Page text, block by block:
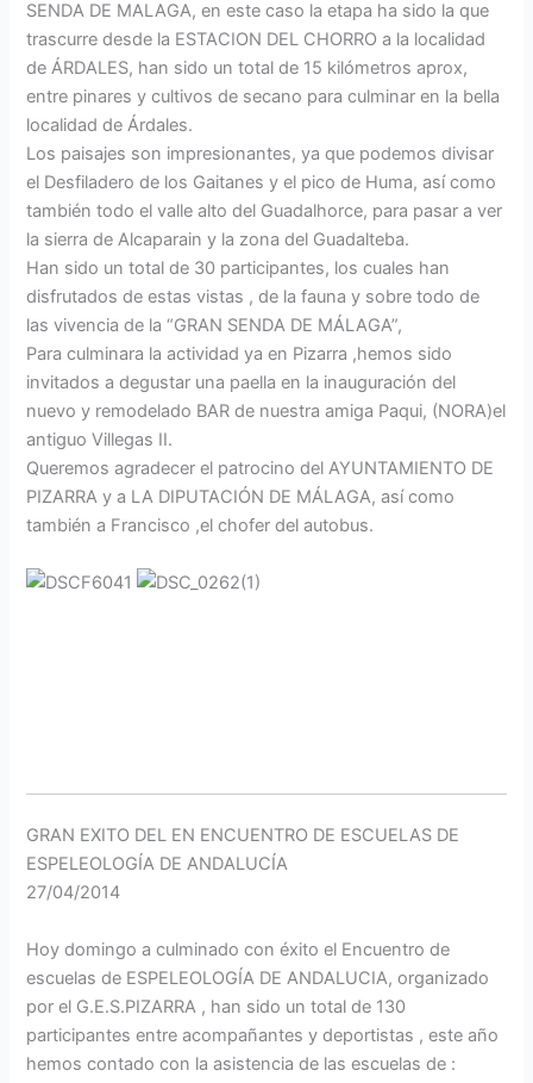
SENDA DE MALAGA, en este caso la etapa ha sido la que
trascurre desde la ESTACION DEL CHORRO a la localidad
de ÁRDALES, han sido un total de 15 kilómetros aprox,
entre pinares y cultivos de secano para culminar en la bella
localidad de Árdales.
Los paisajes son impresionantes, ya que podemos divisar
el Desfiladero de los Gaitanes y el pico de Huma, así como
también todo el valle alto del Guadalhorce, para pasar a ver
la sierra de Alcaparain y la zona del Guadalteba.
Han sido un total de 30 participantes, los cuales han
disfrutados de estas vistas , de la fauna y sobre todo de
las vivencia de la “GRAN SENDA DE MÁLAGA”,
Para culminara la actividad ya en Pizarra ,hemos sido
invitados a degustar una paella en la inauguración del
nuevo y remodelado BAR de nuestra amiga Paqui, (NORA)el
antiguo Villegas II.
Queremos agradecer el patrocino del AYUNTAMIENTO DE
PIZARRA y a LA DIPUTACIÓN DE MÁLAGA, así como
también a Francisco ,el chofer del autobus.
GRAN EXITO DEL EN ENCUENTRO DE ESCUELAS DE
ESPELEOLOGÍA DE ANDALUCÍA
27/04/2014
Hoy domingo a culminado con éxito el Encuentro de
escuelas de ESPELEOLOGÍA DE ANDALUCIA, organizado
por el G.E.S.PIZARRA , han sido un total de 130
participantes entre acompañantes y deportistas , este año
hemos contado con la asistencia de las escuelas de :